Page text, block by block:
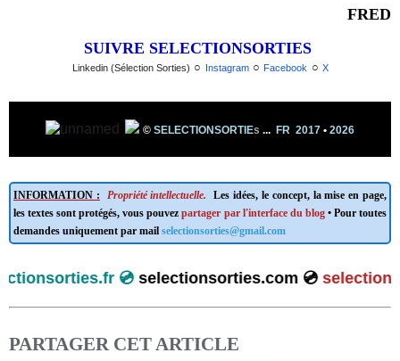
FRED
SUIVRE SELECTIONSORTIES
Linkedin (Sélection Sorties) ○ Instagram○ Facebook ○ X
© SELECTIONSORTIEs ... FR 2017 • 2026
INFORMATION : Propriété intellectuelle.
Les idées, le concept, la mise en page,
les textes sont protégés, vous pouvezpartager par l'interface du blog• Pour toutes
demandes uniquement par mail selectionsorties@gmail.com
💿 selectionsorties.com 💿
PARTAGER CET ARTICLE